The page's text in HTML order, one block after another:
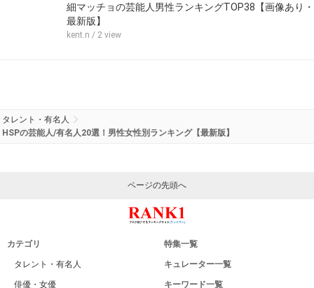
細マッチョの芸能人男性ランキングTOP38【画像あり・
最新版】
kent.n / 2 view
タレント・有名人
HSPの芸能人/有名人20選！男性女性別ランキング【最新版】
ページの先頭へ
カテゴリ
タレント・有名人
俳優・女優
特集一覧
キュレーター一覧
キーワード一覧